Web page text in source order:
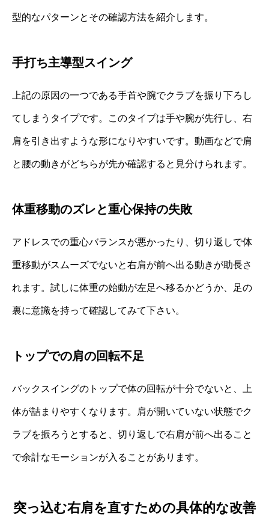
型的なパターンとその確認方法を紹介します。
手打ち主導型スイング
上記の原因の一つである手首や腕でクラブを振り下ろし
てしまうタイプです。このタイプは手や腕が先行し、右
肩を引き出すような形になりやすいです。動画などで肩
と腰の動きがどちらが先か確認すると見分けられます。
体重移動のズレと重心保持の失敗
アドレスでの重心バランスが悪かったり、切り返しで体
重移動がスムーズでないと右肩が前へ出る動きが助長さ
れます。試しに体重の始動が左足へ移るかどうか、足の
裏に意識を持って確認してみて下さい。
トップでの肩の回転不足
バックスイングのトップで体の回転が十分でないと、上
体が詰まりやすくなります。肩が開いていない状態でク
ラブを振ろうとすると、切り返しで右肩が前へ出ること
で余計なモーションが入ることがあります。
突っ込む右肩を直すための具体的な改善